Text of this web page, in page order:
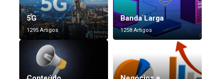
5G
1295 Artigos
Banda Larga
1258 Artigos